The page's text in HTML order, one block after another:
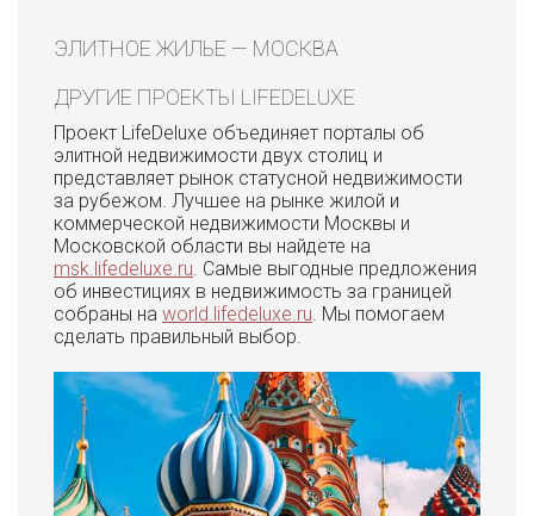
ЭЛИТНОЕ ЖИЛЬЕ — МОСКВА
ДРУГИЕ ПРОЕКТЫ LIFEDELUXE
Проект LifeDeluxe объединяет порталы об
элитной недвижимости двух столиц и
представляет рынок статусной недвижимости
за рубежом. Лучшее на рынке жилой и
коммерческой недвижимости Москвы и
Московской области вы найдете на
msk.lifedeluxe.ru . Самые выгодные предложения
об инвестициях в недвижимость за границей
собраны на world.lifedeluxe.ru . Мы помогаем
сделать правильный выбор.